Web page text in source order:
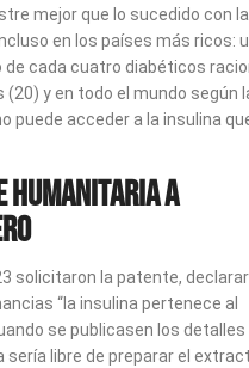
mejor que lo sucedido con la
en los países más ricos:
de cada cuatro diabéticos
y en todo el mundo según
puede acceder a la insulina
humanitaria a
solicitaron la patente,
“la insulina pertenece al
se publicasen los detalles
libre de preparar el